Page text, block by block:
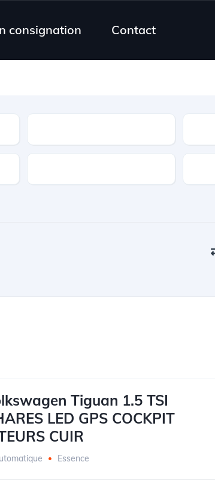
consignation Contact
Tiguan 1.5 TSI
LED GPS COCKPIT
CUIR
Essence